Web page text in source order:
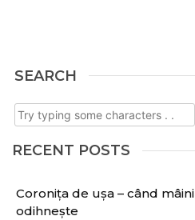
SEARCH
RECENT POSTS
Coronița de ușa – când
odihnește